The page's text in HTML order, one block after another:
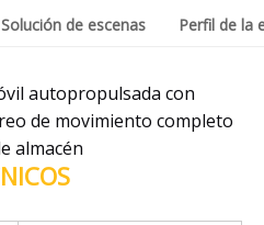
Solución de escenas Perfil de la
autopropulsada con
de movimiento completo
almacén